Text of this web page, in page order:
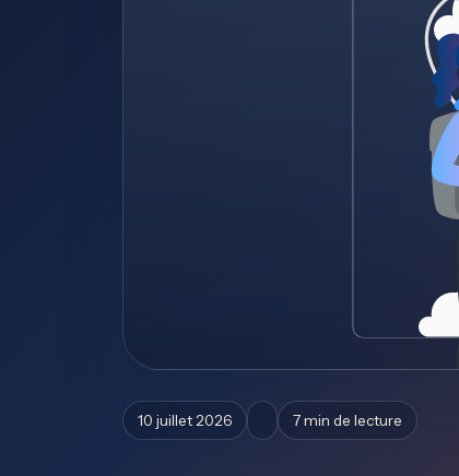
10 juillet 2026 7 min de lecture